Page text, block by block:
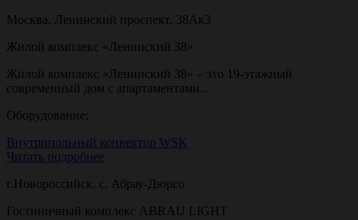
Москва, Ленинский проспект, 38Ак3
Жилой комплекс «Ленинский 38»
Жилой комплекс «Ленинский 38» – это 19-этажный
современный дом с апартаментами...
Оборудование:
Внутрипольный конвектор WSK
Читать подробнее
г.Новороссийск, с. Абрау-Дюрсо
Гостиничный комплекс ABRAU LIGHT